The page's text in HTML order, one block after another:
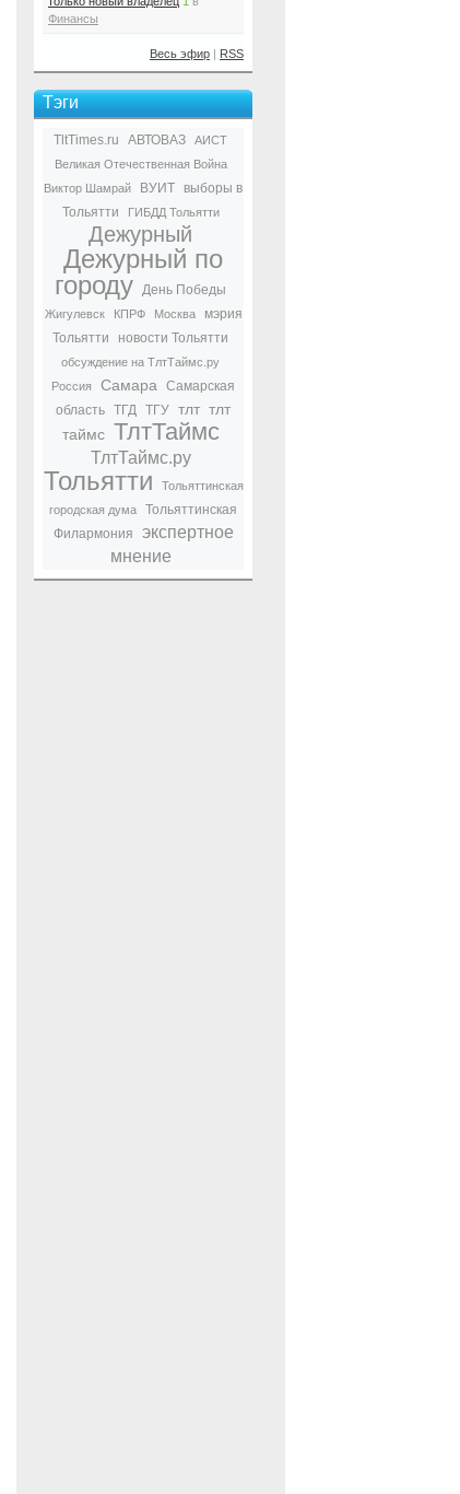
Финансы
Весь эфир | RSS
Тэги
TltTimes.ru АВТОВАЗ
АИСТ
Великая Отечественная Война
Виктор Шамрай
ВУИТ
выборы в
Тольятти
ГИБДД Тольятти
Дежурный
Дежурный по
городу День Победы
Жигулевск КПРФ Москва
мэрия
Тольятти
новости Тольятти
обсуждение на ТлтТаймс.ру
Россия
Самара
Самарская
область ТГД ТГУ тлт тлт
таймс ТлтТаймс
ТлтТаймс.ру
Тольятти
Тольяттинская
городская дума
Тольяттинская
Филармония
экспертное
мнение